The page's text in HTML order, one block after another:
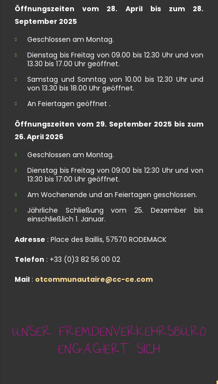
Öffnungszeiten vom 28. April bis zum 28.
September 2025
Geschlossen am Montag.
Dienstag bis Freitag von 09.00 bis 12.30 Uhr und von
13.30 bis 17.00 Uhr geöffnet.
Samstag und Sonntag von 10.00 bis 12.30 Uhr und
von 13.30 bis 18.00 Uhr geöffnet.
An Feiertagen geöffnet .
Öffnungszeiten vom 29. September 2025 bis zum
26. April 2026
Geschlossen am Montag.
Dienstag bis Freitag von 09:00 bis 12:30 Uhr und von
13:30 bis 17:00 Uhr geöffnet.
Am Wochenende und an Feiertagen geschlossen.
Jährliche Schließung vom 25. Dezember bis
einschließlich 1. Januar.
Adresse : Place des Baillis, 57570 RODEMACK
Telefon : +33 (0)3 82 56 00 02
Mail : otcommunautaire@cc-ce.com
UNSER FREMDENVERKEHRSBÜRO
ENGAGIERT SICH